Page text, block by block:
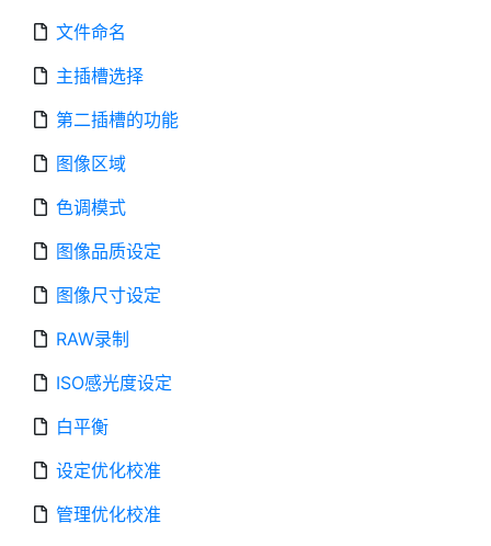
文件命名
主插槽选择
第二插槽的功能
图像区域
色调模式
图像品质设定
图像尺寸设定
RAW录制
ISO感光度设定
白平衡
设定优化校准
管理优化校准